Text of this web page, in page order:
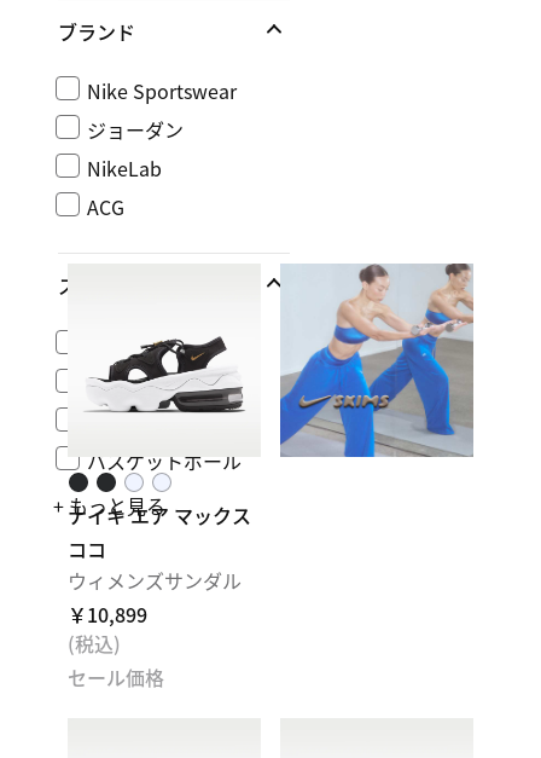
ブランド
Nike Sportswear
ジョーダン
NikeLab
ACG
スポーツ
ライフスタイル
ランニング
トレーニング＆ジム
バスケットボール
+ もっと見る
ナイキ エア マックス
ココ
ウィメンズサンダル
￥10,899
(税込)
セール価格